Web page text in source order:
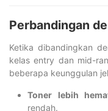
Perbandingan
Ketika dibandingkan
kelas entry dan mid-
beberapa keunggulan
Toner lebih
rendah.